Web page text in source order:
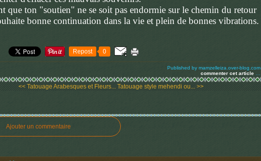
que ton "soutien" ne se soit pas endormie sur le chemin du retour
bonne continuation dans la vie et plein de bonnes vibrations.
Repost 0
Published by mamzelleiza.over-blog.com
commenter cet article
<< Tatouage Arabesques et Fleurs... Tatouage style mehendi ou... >>
Ajouter un commentaire